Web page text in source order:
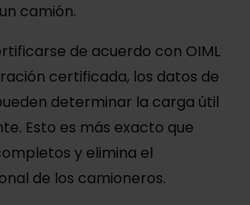
camión.
de acuerdo con OIML
certificada, los datos de
determinar la carga útil
Esto es más exacto que
y elimina el
de los camioneros.